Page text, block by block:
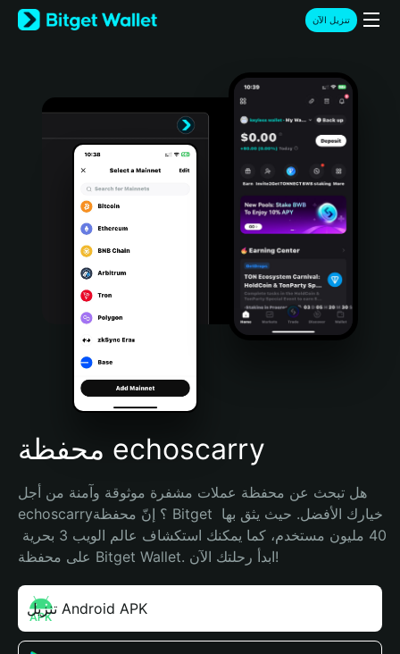
English
日本語
Türkçe
Português (Portugal)
Bahasa Indonesia
Português (Brasil)
Español (Argentina)
تنزيل الآن
محفظة echoscarry
هل تبحث عن محفظة عملات مشفرة موثوقة وآمنة من أجل
echoscarry؟ إنّ محفظة Bitget خيارك الأفضل. حيث يثق بها
على محفظة Bitget Wallet. ابدأ رحلتك الآن!
تنزيل Android APK